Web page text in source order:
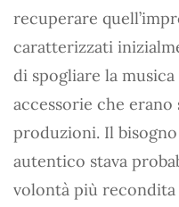
recuperare
caratterizzati
di spogliare la
accessorie che
produzioni. Il
autentico stava
volontà più recondita